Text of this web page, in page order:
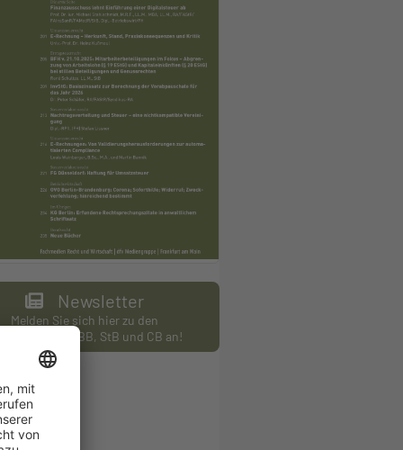
Newsletter
Melden Sie sich hier zu den
des BB, StB und CB an!